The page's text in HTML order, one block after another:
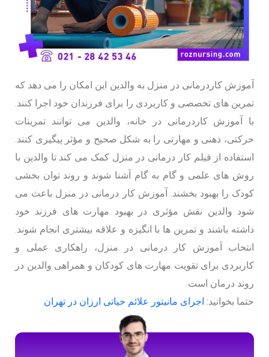
آموزش کاردرمانی در منزل به والدین این امکان را می دهد که
تمرین های تخصصی و کاربردی را برای فرزندان خود اجرا کنند.
با آموزش کاردرمانی در خانه، والدین می توانند تمرینات
حرکتی، ذهنی و مهارتی را به شکل صحیح و مؤثر پیگیری کنند.
استفاده از فیلم کار درمانی در منزل کمک می کند تا والدین با
روش های علمی و گام به گام آشنا شوند و روند توان بخشی
کودک را بهبود بخشند. آموزش کار درمانی در منزل باعث می
شود والدین نقش مؤثری در بهبود مهارت های فرزند خود
داشته باشند و تمرین ها با انگیزه و علاقه بیشتری انجام شوند.
انتخاب آموزش کار درمانی در منزل، راهکاری عملی و
کاربردی برای تقویت مهارت های کودکان و همراهی والدین در
روند درمان است.
حتما بخوانید: اجرای مانیتور علائم حیاتی ارزان در تهران